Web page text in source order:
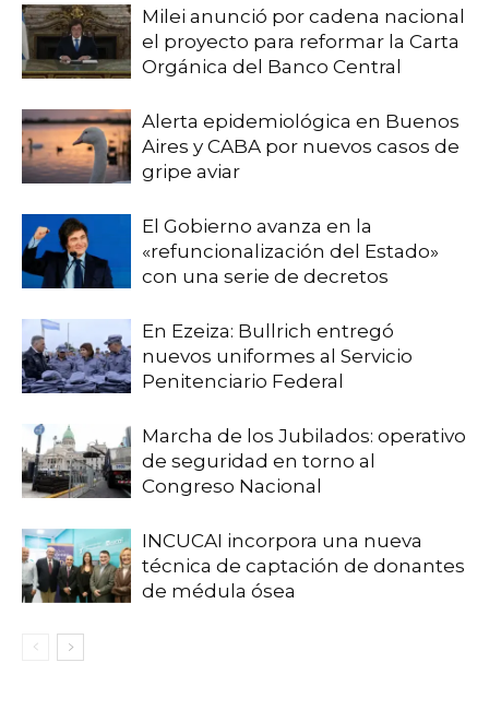
Milei anunció por cadena nacional
el proyecto para reformar la Carta
Orgánica del Banco Central
Alerta epidemiológica en Buenos
Aires y CABA por nuevos casos de
gripe aviar
El Gobierno avanza en la
«refuncionalización del Estado»
con una serie de decretos
En Ezeiza: Bullrich entregó
nuevos uniformes al Servicio
Penitenciario Federal
Marcha de los Jubilados: operativo
de seguridad en torno al
Congreso Nacional
INCUCAI incorpora una nueva
técnica de captación de donantes
de médula ósea